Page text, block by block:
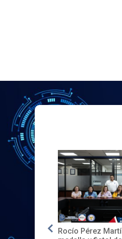
Pérez Martínez recibe